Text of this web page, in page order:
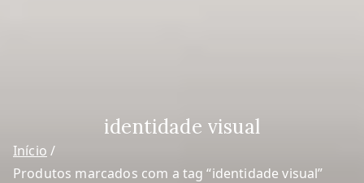
identidade visual
Início
Produtos marcados com a tag “identidade visual”